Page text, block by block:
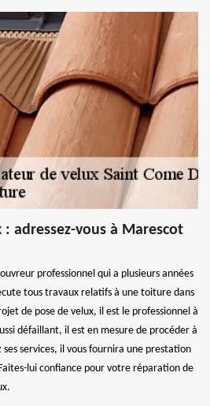
adressez-vous à Marescot
professionnel qui a plusieurs années
tous travaux relatifs à une toiture dans
de pose de velux, il est le professionnel à
défaillant, il est en mesure de procéder à
ses services, il vous fournira une prestation
lui confiance pour votre réparation de